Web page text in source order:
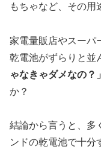
もちゃなど、その用
家電量販店やスーパ
乾電池がずらりと並
ゃなきゃダメなの？」
か？
結論から言うと、多
ンドの乾電池で十分